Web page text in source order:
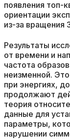
появления топ-
ориентации
из-за вращения
Результаты
от времени и
частота
неизменной.
при энергиях,
продолжают
теория
данные для
параметры,
нарушении